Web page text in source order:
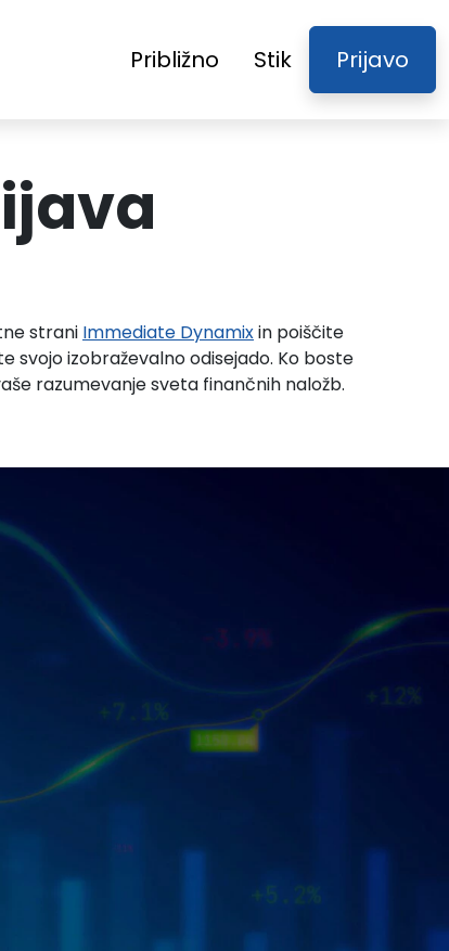
Približno Stik Prijavo
strani Immediate Dynamixin poiščite
svojo izobraževalno odisejado. Ko boste
razumevanje sveta finančnih naložb.